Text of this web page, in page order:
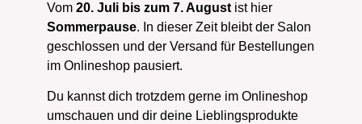
Vom 20. Juli bis zum 7. August ist hier
Sommerpause. In dieser Zeit bleibt der Salon
geschlossen und der Versand für Bestellungen
im Onlineshop pausiert.
Du kannst dich trotzdem gerne im Onlineshop
umschauen und dir deine Lieblingsprodukte